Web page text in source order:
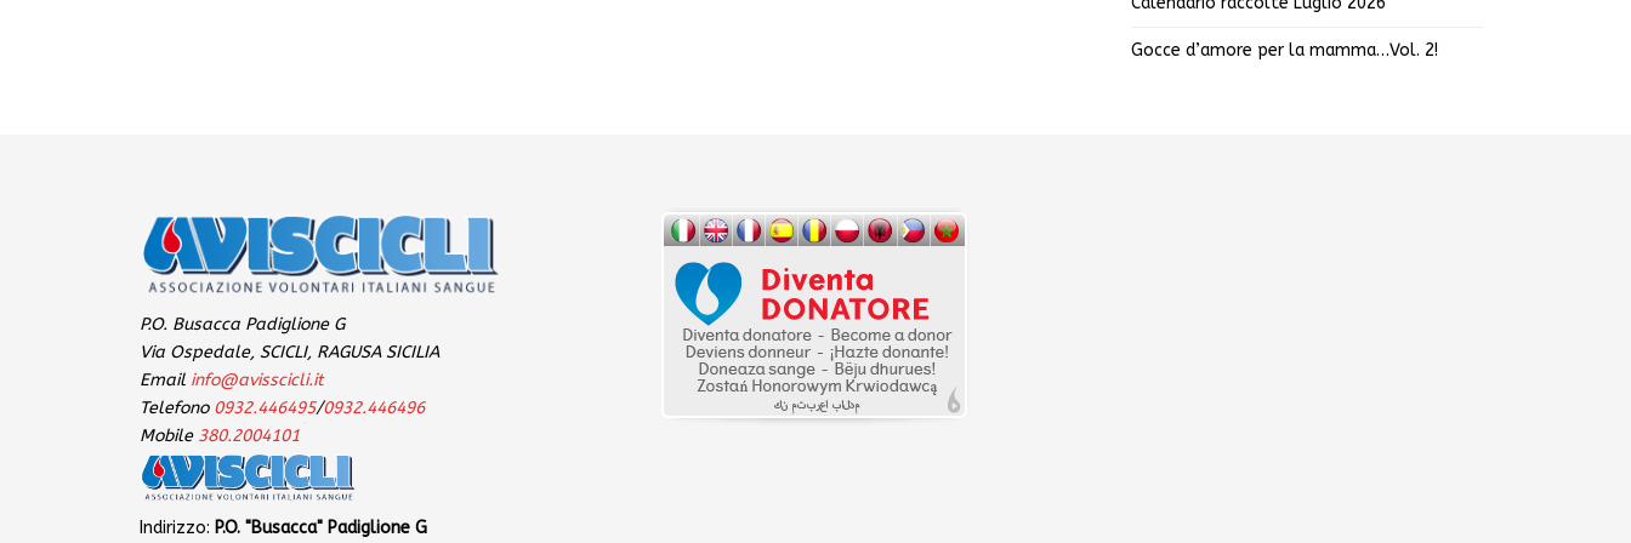
Gocce d’amore per la mamma…Vol. 2!
P.O. Busacca Padiglione G
Via Ospedale, SCICLI, RAGUSA SICILIA
Email info@avisscicli.it
Telefono 0932.446495/0932.446496
Mobile 380.2004101
Indirizzo: P.O. "Busacca" Padiglione G